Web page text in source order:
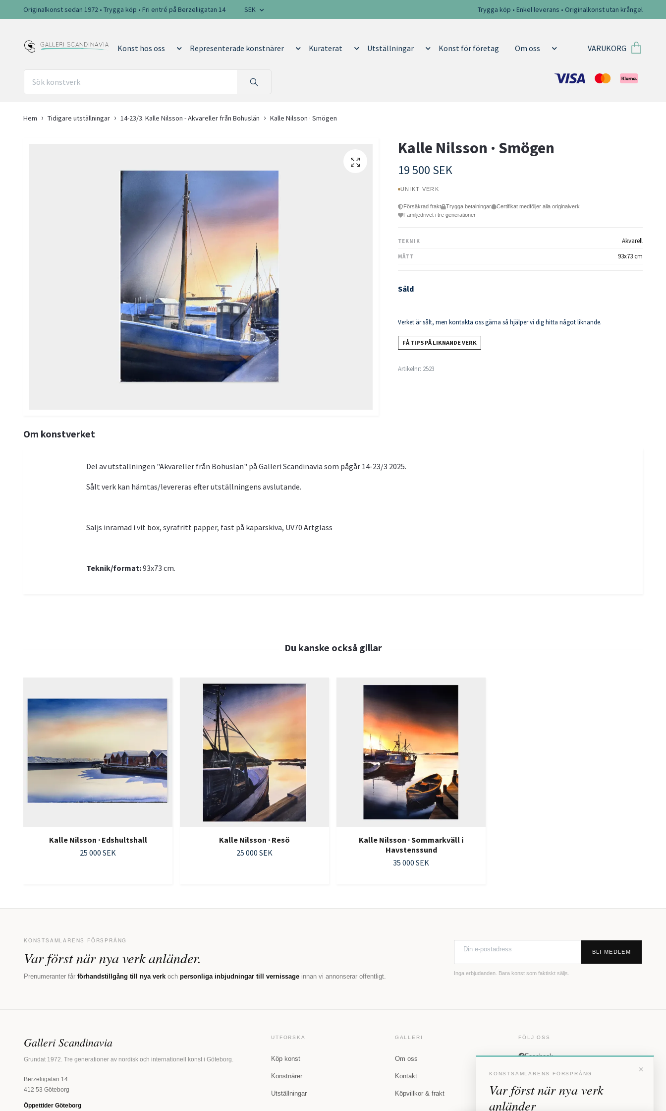
Originalkonst sedan 1972 • Trygga köp • Fri entré på Berzeliigatan 14 SEK Trygga köp • Enkel leverans • Originalkonst utan krångel
Konst hos oss Representerade konstnärer Kuraterat Utställningar Konst för företag Om oss VARUKORG
Hem Tidigare utställningar 14-23/3. Kalle Nilsson - Akvareller från Bohuslän Kalle Nilsson · Smögen
Kalle Nilsson · Smögen
19 500 SEK
UNIKT VERK
Försäkrad frakt Trygga betalningar
Certifikat medföljer alla originalverk
Familjedrivet i tre generationer
TEKNIK Akvarell
MÅTT 93x73 cm
Såld
Verket är sålt, men kontakta oss gärna så hjälper vi dig hitta något liknande.
FÅ TIPS PÅ LIKNANDE VERK
Artikelnr: 2523
Om konstverket
Del av utställningen "Akvareller från Bohuslän" på Galleri Scandinavia som pågår 14-23/3 2025.
Sålt verk kan hämtas/levereras efter utställningens avslutande.
Säljs inramad i vit box, syrafritt papper, fäst på kaparskiva, UV70 Artglass
Teknik/format:93x73 cm.
Kalle Nilsson · Edshultshall
25 000 SEK
Kalle Nilsson · Resö
25 000 SEK
Kalle Nilsson · Sommarkväll i
Havstenssund
35 000 SEK
KONSTSAMLARENS FÖRSPRÅNG
Var först när nya verk anländer.
Prenumeranter får förhandstillgång till nya verk och personliga inbjudningar till vernissage innan vi annonserar offentligt.
BLI MEDLEM
Inga erbjudanden. Bara konst som faktiskt säljs.
Galleri Scandinavia
Grundat 1972. Tre generationer av nordisk och internationell konst i Göteborg.
Berzeliigatan 14
412 53 Göteborg
Öppettider Göteborg
UTFORSKA
Köp konst
Konstnärer
Utställningar
GALLERI
Om oss
Kontakt
Köpvillkor & frakt
FÖLJ OSS
Facebook
×
KONSTSAMLARENS FÖRSPRÅNG
Var först när nya verk
anländer